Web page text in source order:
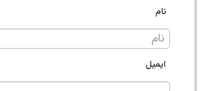
نام
ایمیل